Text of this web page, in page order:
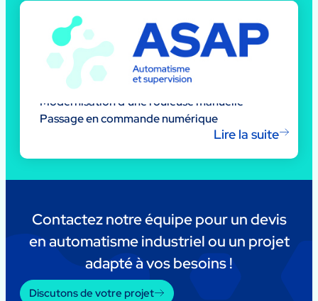
Modernisation d’une rouleuse manuelle –
Passage en commande numérique
Lire la suite
Contactez notre équipe pour un devis
en automatisme industriel ou un projet
adapté à vos besoins !
Discutons de votre projet